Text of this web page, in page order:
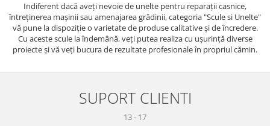
Indiferent dacă aveți nevoie de unelte pentru reparații casnice,
întreținerea mașinii sau amenajarea grădinii, categoria "Scule si Unelte"
vă pune la dispoziție o varietate de produse calitative și de încredere.
Cu aceste scule la îndemână, veți putea realiza cu ușurință diverse
proiecte și vă veți bucura de rezultate profesionale în propriul cămin.
SUPORT CLIENTI
13 - 17